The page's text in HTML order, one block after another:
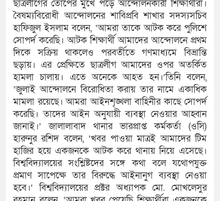
ছাত্রলীগের তোপের মুখে পড়ে আন্দোলনকারী শিক্ষার্থীরা।
বৈষম্যবিরোধী আন্দোলনের শাবিপ্রবি শাখার সদস্যসচিব
হাফিজুল ইসলাম বলেন, ‘আমরা তাকে আটক করে পুলিশে
সোপর্দ করেছি। আটক শিক্ষার্থী আমাদের আন্দোলনে প্রথম
দিকে সক্রিয় থাকলেও পরবর্তীতে গণমাধ্যমে বিভ্রান্তি
ছড়ায়। এর প্রেক্ষিতে ছাত্রলীগ আমাদের ওপর অতর্কিত
হামলা চালায়। এতে অনেকে আহত হন।’তিনি বলেন,
‘জুলাই আন্দোলনে বিরোধিতা করায় তার নামে একাধিক
মামলা রয়েছে। আমরা আইনশৃঙ্খলা বাহিনীর কাছে সোপর্দ
করেছি। তাদের আইন অনুযায়ী ব্যবস্থা নেওয়ার আহ্বান
জানাই।’ জালালাবাদ থানার ভারপ্রাপ্ত কর্মকর্তা (ওসি)
হারুনুর রশিদ বলেন, ‘খবর পাওয়া মাত্রই আমাদের টিম
হাজির হয়ে একজনকে আটক করে থানায় নিয়ে এসেছে।
বিশ্ববিদ্যালয়ের সংশ্লিষ্টদের সঙ্গে কথা বলে যথোপযুক্ত
প্রমাণ সাপেক্ষে তার বিরুদ্ধে আইনানুগ ব্যবস্থা নেওয়া
হবে।’ বিশ্ববিদ্যালয়ের প্রক্টর অধ্যাপক মো. মোখলেসুর